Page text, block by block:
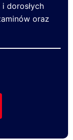
dorosłych
oraz